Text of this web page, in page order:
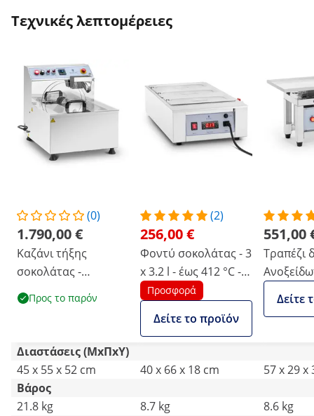
Τεχνικές λεπτομέρειες
(0)
1.790,00 €
Καζάνι τήξης
σοκολάτας -
ανοξείδωτο ατσάλι -
960 W - 8 l - Royal
Προς το παρόν
(2)
256,00 €
Φοντύ σοκολάτας - 3
x 3.2 l - έως 412 °C -
Royal Catering
Προσφορά
Δείτε το προϊόν
551,00
Τραπέζι
Δείτε
Διαστάσεις (ΜxΠxΥ)
45 x 55 x 52 cm
40 x 66 x 18 cm
57 x 29 x
Βάρος
21.8 kg
8.7 kg
8.6 kg